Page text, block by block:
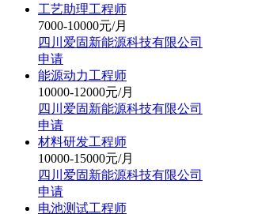
工艺助理工程师
7000-10000元/月
四川爱固新能源科技有限公司
申请
能源动力工程师
10000-12000元/月
四川爱固新能源科技有限公司
申请
材料研发工程师
10000-15000元/月
四川爱固新能源科技有限公司
申请
电池测试工程师